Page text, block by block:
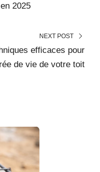
2025
NEXT POST
efficaces pour
de vie de votre toit